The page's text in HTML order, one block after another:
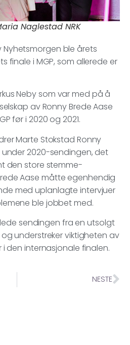
Naglestad NRK
ble årets
finale i MGP, som allerede er
Neby som var med på å
av Ronny Brede Aase
før i 2020 og 2021.
Marte Stokstad Ronny
under 2020-sendingen, det
den store stemme-
Aase måtte egenhendig
med uplanlagte intervjuer
ble jobbet med.
sendingen fra en utsolgt
understreker viktigheten av
i den internasjonale finalen.
NESTE